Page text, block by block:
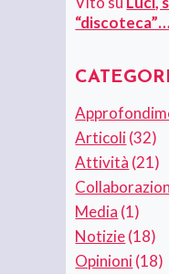
Articoli(32)
Attività (21)
Media (1)
Notizie(18)
Opinioni(18)